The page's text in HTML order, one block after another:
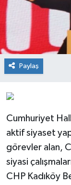
Paylaş
Cumhuriyet
aktif siyaset
görevler alan,
siyasi
CHP Kadıköy